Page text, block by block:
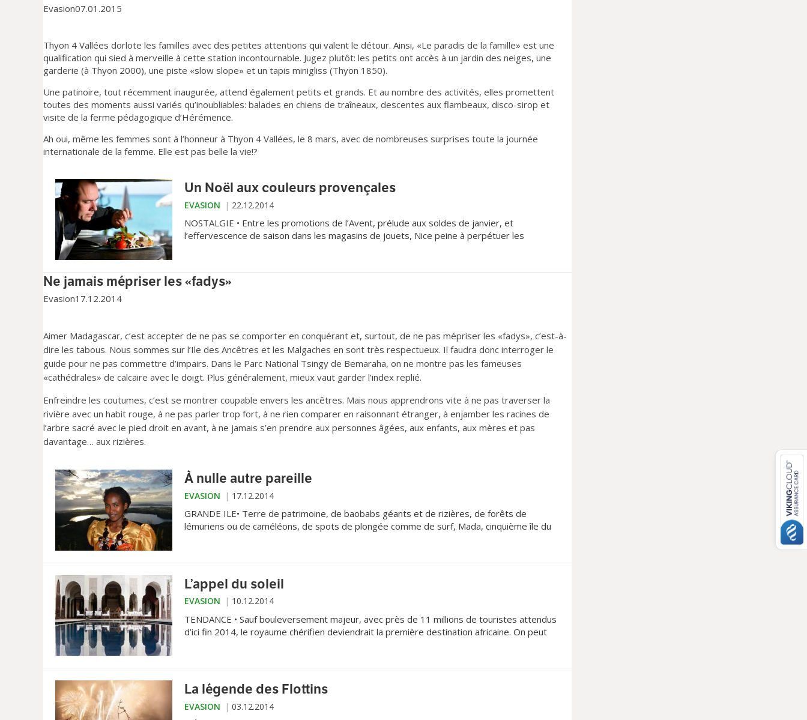
Evasion07.01.2015
Thyon 4 Vallées dorlote les familles avec des petites attentions qui valent le détour. Ainsi, «Le paradis de la famille» est une
qualification qui sied à merveille à cette station incontournable. Jugez plutôt: les petits ont accès à un jardin des neiges, une
garderie (à Thyon 2000), une piste «slow slope» et un tapis minigliss (Thyon 1850).
Une patinoire, tout récemment inaugurée, attend également petits et grands. Et au nombre des activités, elles promettent
toutes des moments aussi variés qu’inoubliables: balades en chiens de traîneaux, descentes aux flambeaux, disco-sirop et
visite de la ferme pédagogique d’Hérémence.
Ah oui, même les femmes sont à l’honneur à Thyon 4 Vallées, le 8 mars, avec de nombreuses surprises toute la journée
internationale de la femme. Elle est pas belle la vie!?
Un Noël aux couleurs provençales
EVASION 22.12.2014
NOSTALGIE • Entre les promotions de l’Avent, prélude aux soldes de janvier, et
l’effervescence de saison dans les magasins de jouets, Nice peine à perpétuer les
Ne jamais mépriser les «fadys»
Evasion17.12.2014
Aimer Madagascar, c’est accepter de ne pas se comporter en conquérant et, surtout, de ne pas mépriser les «fadys», c’est-à-
dire les tabous. Nous sommes sur l’Ile des Ancêtres et les Malgaches en sont très respectueux. Il faudra donc interroger le
guide pour ne pas commettre d’impairs. Dans le Parc National Tsingy de Bemaraha, on ne montre pas les fameuses
«cathédrales» de calcaire avec le doigt. Plus généralement, mieux vaut garder l’index replié.
Enfreindre les coutumes, c’est se montrer coupable envers les ancêtres. Mais nous apprendrons vite à ne pas traverser la
rivière avec un habit rouge, à ne pas parler trop fort, à ne rien comparer en raisonnant étranger, à enjamber les racines de
l’arbre sacré avec le pied droit en avant, à ne jamais s’en prendre aux personnes âgées, aux enfants, aux mères et pas
davantage… aux rizières.
À nulle autre pareille
EVASION 17.12.2014
GRANDE ILE• Terre de patrimoine, de baobabs géants et de rizières, de forêts de
lémuriens ou de caméléons, de spots de plongée comme de surf, Mada, cinquième île du
L’appel du soleil
EVASION 10.12.2014
TENDANCE • Sauf bouleversement majeur, avec près de 11 millions de touristes attendus
d’ici fin 2014, le royaume chérifien deviendrait la première destination africaine. On peut
La légende des Flottins
EVASION 03.12.2014